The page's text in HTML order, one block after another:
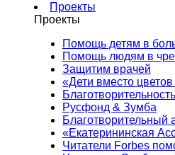
Проекты
Проекты
Помощь детям в
Помощь людям в
Защитим врачей
«Дети вместо
Русфонд & Зумба
«Екатерининская
Читатели Forbes